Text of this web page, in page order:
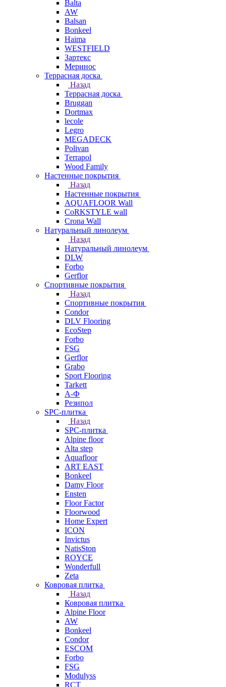
Balta
AW
Balsan
Bonkeel
Haima
WESTFIELD
Зартекс
Меринос
Террасная доска
Назад
Террасная доска
Bruggan
Dortmax
lecole
Legro
MEGADECK
Polivan
Terrapol
Wood Family
Настенные покрытия
Назад
Настенные покрытия
AQUAFLOOR Wall
CoRKSTYLE wall
Crona Wall
Натуральный линолеум
Назад
Натуральный линолеум
DLW
Forbo
Gerflor
Спортивные покрытия
Назад
Спортивные покрытия
Condor
DLV Flooring
EcoStep
Forbo
FSG
Gerflor
Grabo
Sport Flooring
Tarkett
А-Ф
Резипол
SPC-плитка
Назад
SPC-плитка
Alpine floor
Alta step
Aquafloor
ART EAST
Bonkeel
Damy Floor
Ensten
Floor Factor
Floorwood
Home Expert
ICON
Invictus
NatisSton
ROYCE
Wonderfull
Zeta
Ковровая плитка
Назад
Ковровая плитка
Alpine Floor
AW
Bonkeel
Condor
ESCOM
Forbo
FSG
Modulyss
RCT